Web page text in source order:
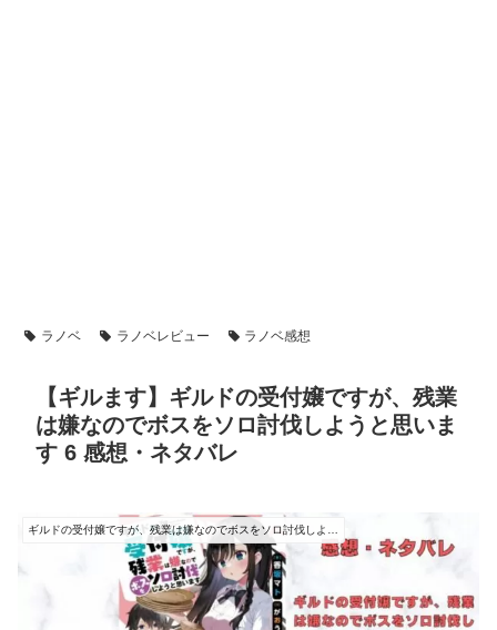
ラノベ ラノベレビュー ラノベ感想
【ギルます】ギルドの受付嬢ですが、残業
は嫌なのでボスをソロ討伐しようと思いま
す 6 感想・ネタバレ